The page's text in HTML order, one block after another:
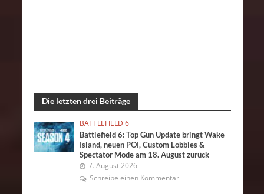
Die letzten drei Beiträge
BATTLEFIELD 6
Battlefield 6: Top Gun Update bringt Wake
Island, neuen POI, Custom Lobbies &
Spectator Mode am 18. August zurück
7. August 2026
Schreibe einen Kommentar